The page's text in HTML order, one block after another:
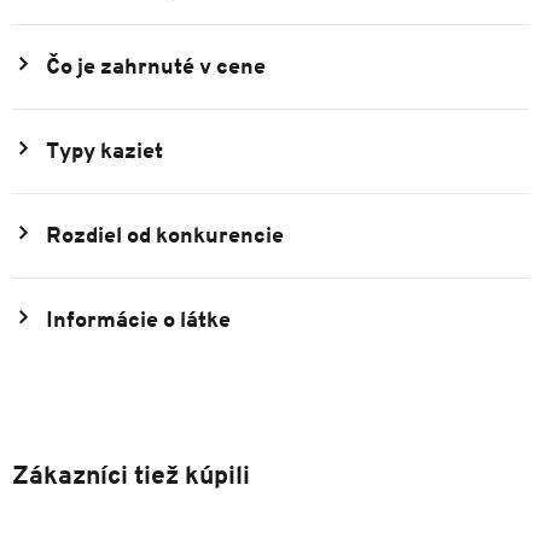
Čo je zahrnuté v cene
Typy kaziet
Rozdiel od konkurencie
Informácie o látke
Zákazníci tiež kúpili